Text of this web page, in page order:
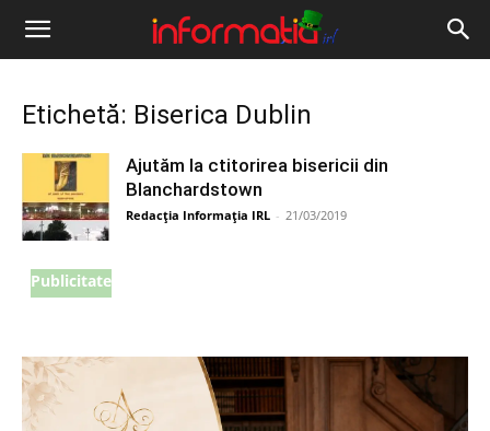
Informația
Etichetă: Biserica Dublin
Ajutăm la ctitorirea bisericii din
Blanchardstown
Redacția Informația IRL - 21/03/2019
Publicitate